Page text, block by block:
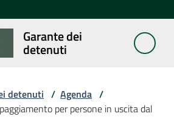
Garante dei
detenuti
detenuti / Agenda /
per persone in uscita dal